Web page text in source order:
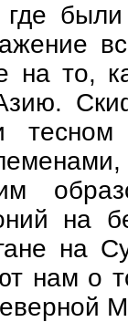
были
на то,
тесном
на
на
нам о